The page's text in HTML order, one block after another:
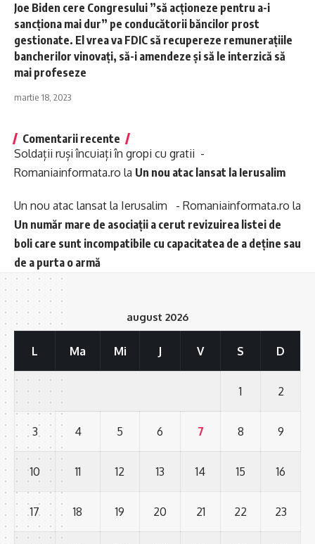
Joe Biden cere Congresului ”să acţioneze pentru a-i
sancţiona mai dur” pe conducătorii băncilor prost
gestionate. El vrea va FDIC să recupereze remuneraţiile
bancherilor vinovaţi, să-i amendeze şi să le interzică să
mai profeseze
martie 18, 2023
Comentarii recente
Soldații ruși încuiați în gropi cu gratii -
Romaniainformata.ro la Un nou atac lansat la Ierusalim
Un nou atac lansat la Ierusalim - Romaniainformata.ro la
Un număr mare de asociații a cerut revizuirea listei de
boli care sunt incompatibile cu capacitatea de a deține sau
de a purta o armă
august 2026
L Ma Mi J V S D
1 2
3 4 5 6 7 8 9
10 11 12 13 14 15 16
17 18 19 20 21 22 23